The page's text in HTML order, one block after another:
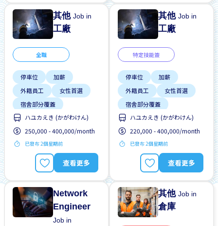
其他Job in
工廠
全職
停車位
加薪
外籍員工
女性首選
宿舍部分覆蓋
提供膳食
支付交通費
獎勵
男性首選
ハユカえき (かがわけん)
250,000 - 400,000/month
已發布 2個星期前
查看更多
其他Job in
工廠
特定技能簽
停車位
加薪
外籍員工
女性首選
宿舍部分覆蓋
提供膳食
支付交通費
獎勵
男性首選
ハユカえき (かがわけん)
220,000 - 400,000/month
已發布 2個星期前
查看更多
Network
Engineer
Job in
其他Job in
倉庫